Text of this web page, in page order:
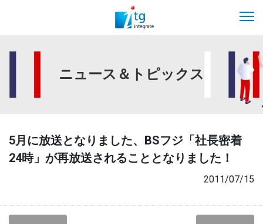
ニュース＆トピックス
5月に放送となりました、BSフジ「社長密着
24時」が再放送されることとなりました！
2011/07/15